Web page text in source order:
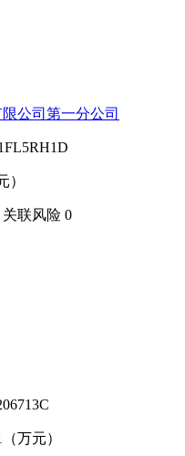
公司第一分公司
）
关联风险 0
万元）